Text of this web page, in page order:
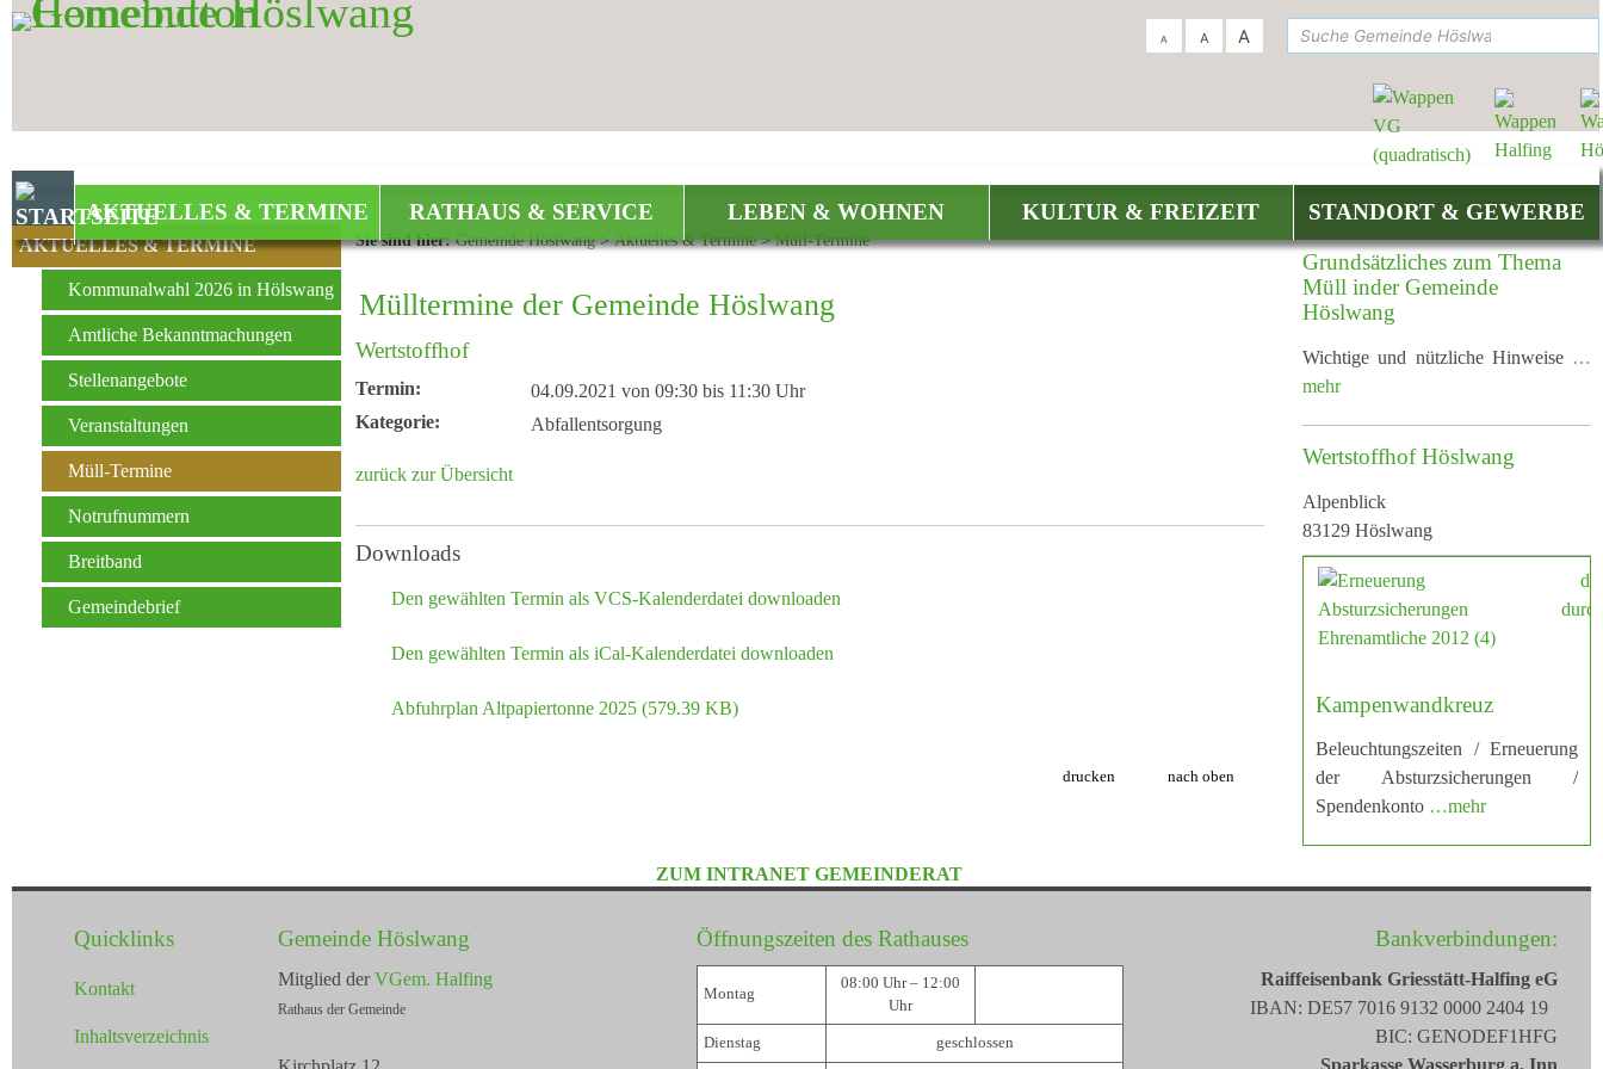
Zum Inhalt,zur Navigationoderzur Startseitespringen.
A A A
AKTUELLES & TERMINE RATHAUS & SERVICE LEBEN & WOHNEN KULTUR & FREIZEIT STANDORT & GEWERBE
AKTUELLES & TERMINE
Kommunalwahl 2026 in Hölswang
Amtliche Bekanntmachungen
Stellenangebote
Veranstaltungen
Müll-Termine
Notrufnummern
Breitband
Gemeindebrief
Sie sind hier: Gemeinde Höslwang>Aktuelles & Termine>Müll-Termine
Mülltermine der Gemeinde Höslwang
Wertstoffhof
Termin: 04.09.2021 von 09:30 bis 11:30 Uhr
Kategorie:
Abfallentsorgung
zurück zur Übersicht
Downloads
Den gewählten Termin als VCS-Kalenderdatei downloaden
Den gewählten Termin als iCal-Kalenderdatei downloaden
Abfuhrplan Altpapiertonne 2025 (579.39 KB)
drucken nach oben
Grundsätzliches zum Thema
Müll inder Gemeinde
Höslwang
Wichtige und nützliche Hinweise …
mehr
Wertstoffhof Höslwang
Alpenblick
83129 Höslwang
Kampenwandkreuz
Beleuchtungszeiten / Erneuerung
der Absturzsicherungen /
Spendenkonto …mehr
ZUM INTRANET GEMEINDERAT
Quicklinks
Kontakt
Inhaltsverzeichnis
Gemeinde Höslwang
Mitglied derVGem. Halfing
Rathaus der Gemeinde
Öffnungszeiten des Rathauses
Montag
08:00 Uhr – 12:00
Uhr
Dienstag geschlossen
Bankverbindungen:
Raiffeisenbank Griesstätt-Halfing eG
IBAN: DE57 7016 9132 0000 2404 19
BIC: GENODEF1HFG
Sparkasse Wasserburg a. Inn